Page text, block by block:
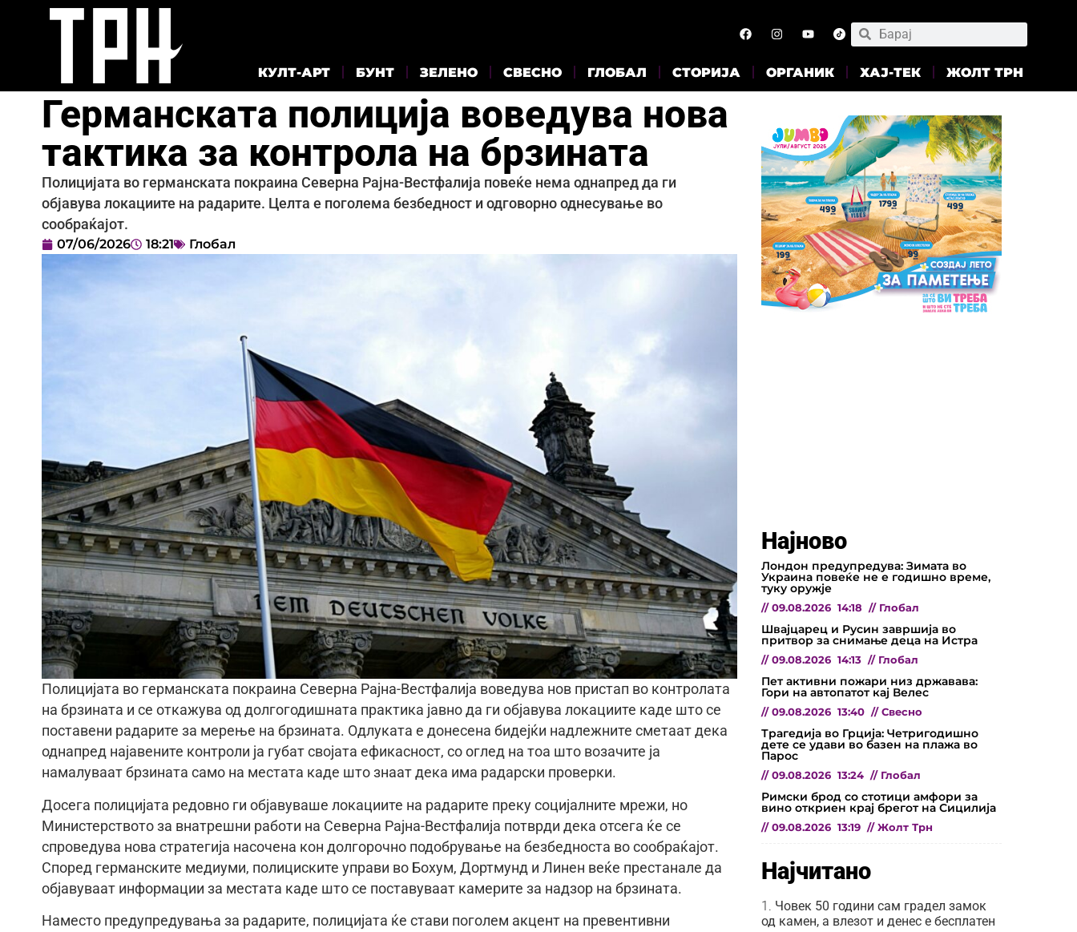
КУЛТ-АРТ БУНТ ЗЕЛЕНО СВЕСНО ГЛОБАЛ СТОРИЈА ОРГАНИК ХАЈ-ТЕК ЖОЛТ ТРН
Германската полиција воведува нова
тактика за контрола на брзината
Полицијата во германската покраина Северна Рајна-Вестфалија повеќе нема однапред да ги
објавува локациите на радарите. Целта е поголема безбедност и одговорно однесување во
сообраќајот.
07/06/2026 18:21 Глобал
Полицијата во германската покраина Северна Рајна-Вестфалија воведува нов пристап во контролата
на брзината и се откажува од долгогодишната практика јавно да ги објавува локациите каде што се
поставени радарите за мерење на брзината. Одлуката е донесена бидејќи надлежните сметаат дека
однапред најавените контроли ја губат својата ефикасност, со оглед на тоа што возачите ја
намалуваат брзината само на местата каде што знаат дека има радарски проверки.
Досега полицијата редовно ги објавуваше локациите на радарите преку социјалните мрежи, но
Министерството за внатрешни работи на Северна Рајна-Вестфалија потврди дека отсега ќе се
спроведува нова стратегија насочена кон долгорочно подобрување на безбедноста во сообраќајот.
Според германските медиуми, полициските управи во Бохум, Дортмунд и Линен веќе престанале да
објавуваат информации за местата каде што се поставуваат камерите за надзор на брзината.
Наместо предупредувања за радарите, полицијата ќе стави поголем акцент на превентивни
Најново
Лондон предупредува: Зимата во
Украина повеќе не е годишно време,
туку оружје
// 09.08.2026 14:18 // Глобал
Швајцарец и Русин завршија во
притвор за снимање деца на Истра
// 09.08.2026 14:13 // Глобал
Пет активни пожари низ државава:
Гори на автопатот кај Велес
// 09.08.2026 13:40 // Свесно
Трагедија во Грција: Четригодишно
дете се удави во базен на плажа во
Парос
// 09.08.2026 13:24 // Глобал
Римски брод со стотици амфори за
вино откриен крај брегот на Сицилија
// 09.08.2026 13:19 // Жолт Трн
Најчитано
Човек 50 години сам градел замок
од камен, а влезот и денес е бесплатен